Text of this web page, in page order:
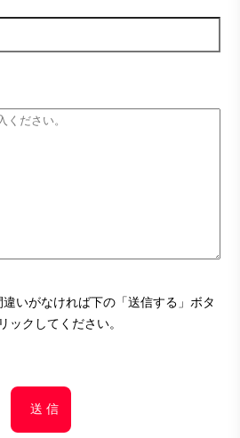
いがなければ下の「送信する」ボタ
ックしてください。